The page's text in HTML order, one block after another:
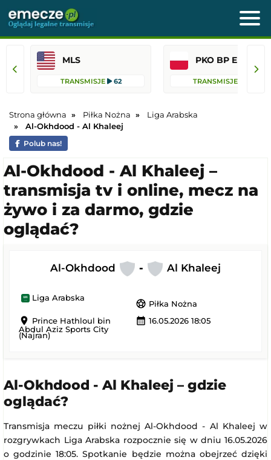
MLS
TRANSMISJE 62 TRANSMISJE
Strona główna Piłka Nożna
Liga Arabska
Al-Okhdood - Al Khaleej
Polub nas!
Al-Okhdood - Al Khaleej –
transmisja tv i online, mecz na
żywo i za darmo, gdzie
oglądać?
Al-Okhdood - Al Khaleej
Liga Arabska
sports_soccer Piłka Nożna
location_on Prince Hathloul bin
Abdul Aziz Sports City
(Najran)
calendar_month 16.05.2026 18:05
Al-Okhdood - Al Khaleej – gdzie
oglądać?
Transmisja meczu piłki nożnej Al-Okhdood - Al Khaleej w
rozgrywkach Liga Arabska rozpocznie się w dniu 16.05.2026
o godzinie 18:05. Spotkanie będzie można obejrzeć dzięki